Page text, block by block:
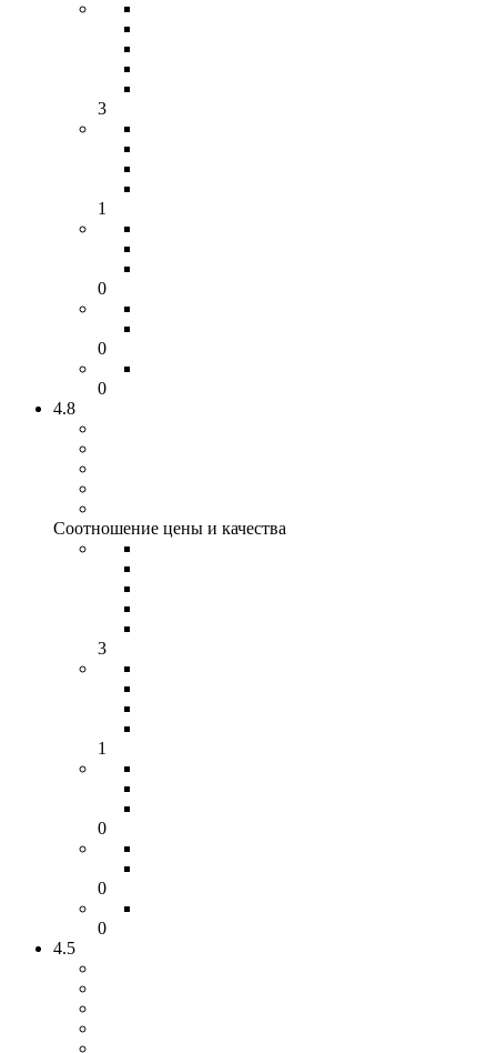
3
1
0
0
0
4.8
Соотношение цены и качества
3
1
0
0
0
4.5